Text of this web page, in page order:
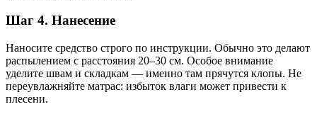
Шаг 4. Нанесение
Наносите средство строго по инструкции. Обычно это делают
распылением с расстояния 20–30 см. Особое внимание
уделите швам и складкам — именно там прячутся клопы. Не
переувлажняйте матрас: избыток влаги может привести к
плесени.